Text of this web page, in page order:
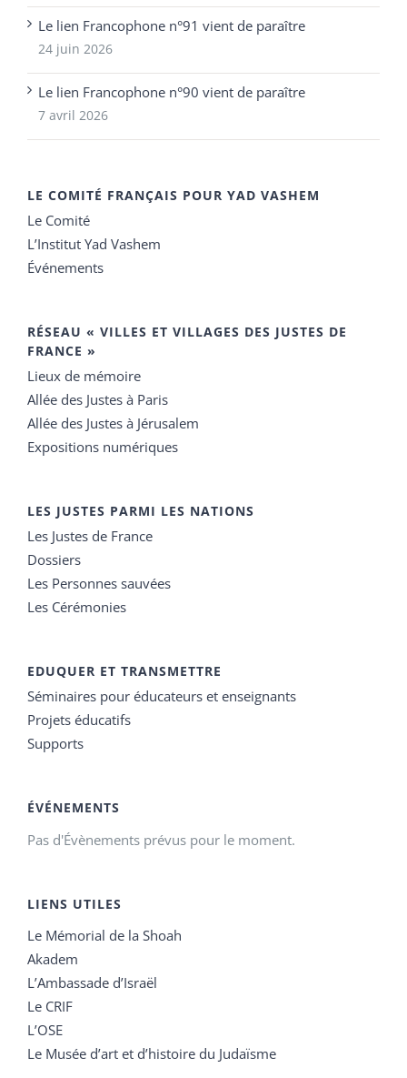
Le lien Francophone n°91 vient de paraître
24 juin 2026
Le lien Francophone n°90 vient de paraître
7 avril 2026
LE COMITÉ FRANÇAIS POUR YAD VASHEM
Le Comité
L’Institut Yad Vashem
Événements
RÉSEAU « VILLES ET VILLAGES DES JUSTES DE
FRANCE »
Lieux de mémoire
Allée des Justes à Paris
Allée des Justes à Jérusalem
Expositions numériques
LES JUSTES PARMI LES NATIONS
Les Justes de France
Dossiers
Les Personnes sauvées
Les Cérémonies
EDUQUER ET TRANSMETTRE
Séminaires pour éducateurs et enseignants
Projets éducatifs
Supports
ÉVÉNEMENTS
Pas d'Évènements prévus pour le moment.
LIENS UTILES
Le Mémorial de la Shoah
Akadem
L’Ambassade d’Israël
Le CRIF
L’OSE
Le Musée d’art et d’histoire du Judaïsme